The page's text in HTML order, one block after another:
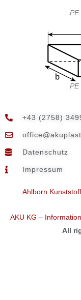
PE
PE
+43 (2758)
@eciffo
Datenschutz
Impressum
Ahlborn
AKU KG –
All